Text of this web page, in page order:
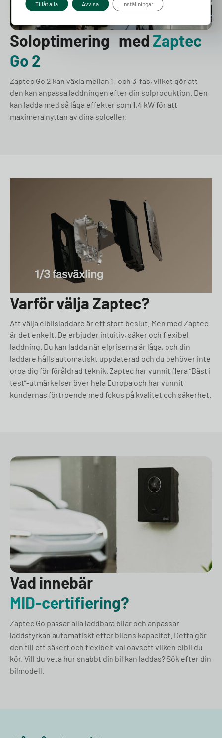
Soloptimering med Zaptec
Go 2
Zaptec Go 2 kan växla mellan 1- och 3-fas, vilket gör att
den kan anpassa laddningen efter din solproduktion. Den
kan ladda med så låga effekter som 1,4 kW för att
maximera nyttan av dina solceller.
Varför välja Zaptec?
Att välja elbilsladdare är ett stort beslut. Men med Zaptec
är det enkelt. De erbjuder intuitiv, säker och flexibel
laddning. Du kan ladda när elpriserna är låga, och din
laddare hålls automatiskt uppdaterad och du behöver inte
oroa dig för föråldrad teknik. Zaptec har vunnit flera “Bäst i
test”-utmärkelser över hela Europa och har vunnit
kundernas förtroende med fokus på kvalitet och säkerhet.
Vad innebär
MID-certifiering?
Zaptec Go passar alla laddbara bilar och anpassar
laddstyrkan automatiskt efter bilens kapacitet. Detta gör
den till ett säkert och flexibelt val oavsett vilken elbil du
kör. Vill du veta hur snabbt din bil kan laddas? Sök efter din
bilmodell.
Tillåt alla Avvisa Inställningar